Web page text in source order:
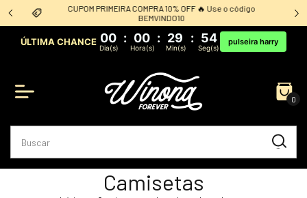
CUPOM PRIMEIRA COMPRA 10% OFF 🔥 Use o código
BEMVINDO10
ÚLTIMA CHANCE 00 : 00 : 29 : 53
Dia(s) Hora(s) Min(s) Seg(s)
pulseira harry
0
Camisetas